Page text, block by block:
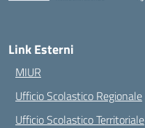
Link Esterni
MIUR
Ufficio Scolastico Regionale
Ufficio Scolastico Territoriale